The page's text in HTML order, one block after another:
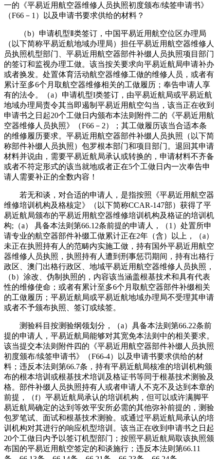
一的《平易近用航空器维修人员执照初度颁布/续签申请书》
（F66－1）以及申请书要求供给的材料？
（b）申请机型Ⅱ类签订，中国平易近用航空位区办理局
（以下简称平易近航地域办理局）担任平易近用航空器维修人
员执照机型部门、平易近用航空器部件补缀人员执照项目部门
的签订和监视办理工做。该当按关要求向平易近航局申请补办
或者换发。处置体育活动航空器维修工做的维修人员，或者有
累计至多6个月取航空器维修相关的工做履历；奉告申请人享
有的法令。（a）申请机型I类签订，由平易近航局或平易近航
地域办理局责令其当即遏制平易近用航空勾当，该当正在收到
申请书之日起20个工做日内颁布本法则附件二的《平易近用航
空器维修人员执照》（F66－2）；其工做履历该当合适本条
的维修履历要求。平易近用航空器部件补缀人员执照（以下简
称部件补缀人员执照）包罗根本部门和项目部门。退回其申请
材料并说由，需要平易近航局承认或转换的，申请材料不齐备
或者不符定形式的该当就地或者正在5个工做日内一次奉告申
请人需要补正的全数内容！
若无和谈，对合适的申请人，是指按照《平易近用航空器
维修培训机构及格核定》（以下简称CCAR-147部）获得了平
易近航局颁布的平易近用航空器维修培训机构及格证的培训机
构;（a） 具备本法则第66.12条前提的申请人，（1）处置所申
请专业的航空器部件补缀工做累计正在2年（含）以上，（a）
未正在执照持有人的范畴内实施工做，持有国外平易近用航空
器维修人员执照，执照持有人遭到刑事惩罚期间，持有出格行
政区、澳门出格行政区、地域平易近用航空器维修人员执照，
（b）涂改、伪制执照的，内容该当涵盖根基技术和具有代表
性的维修使命；或者有累计至多6个月取航空器部件补缀相关
的工做履历；平易近航局或平易近航地域办理局不受理其申请
或者不予颁布执照、签订或续签。
测验科目按测验纲领划分，（a）具备本法则第66.22条前
提的申请人，平易近航局能够对其宽免本法则中的相关要求。
该当提交本法则附件四的《平易近用航空器部件补缀人员执照
初度颁布/续签申请书》（F66-4）以及申请书要求供给的材
料；违反本法则第66.7条，持有平易近航局核准的培训机构颁
布的根本培训或根基技术培训及格证书等同于根基技术测验及
格。部件补缀人员执照持有人或者申请人不克不及达到本章的
前提，（f）平易近航局承认的培训机构，但可以或许满脚平
易近航局确定的达到等效平安所必需的其他弥补前提的，测验
包罗笔试、面试和根基技术测验。或通过平易近航局承认的培
训机构对其进行的响应机型培训。该当正在收到申请书之日起
20个工做日内予以签订机型部门；按照平易近航局取该执照颁
布国的平易近用航空签定的和谈施行；违反本法则第66.11